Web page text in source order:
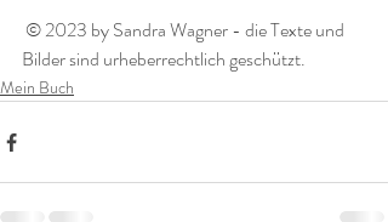
Bilder sind urheberrechtlich geschützt.
Mein Buch